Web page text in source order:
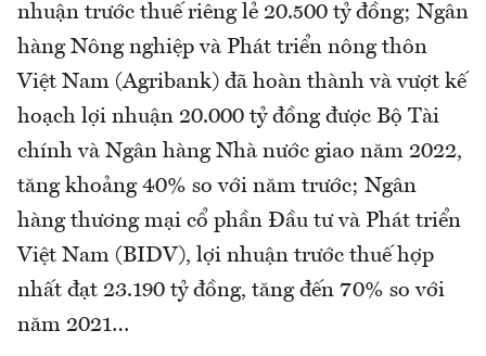
nhuận trước thuế riêng lẻ 20.500 tỷ đồng; Ngân
hàng Nông nghiệp và Phát triển nông thôn
Việt Nam (Agribank) đã hoàn thành và vượt kế
hoạch lợi nhuận 20.000 tỷ đồng được Bộ Tài
chính và Ngân hàng Nhà nước giao năm 2022,
tăng khoảng 40% so với năm trước; Ngân
hàng thương mại cổ phần Đầu tư và Phát triển
Việt Nam (BIDV), lợi nhuận trước thuế hợp
nhất đạt 23.190 tỷ đồng, tăng đến 70% so với
năm 2021…